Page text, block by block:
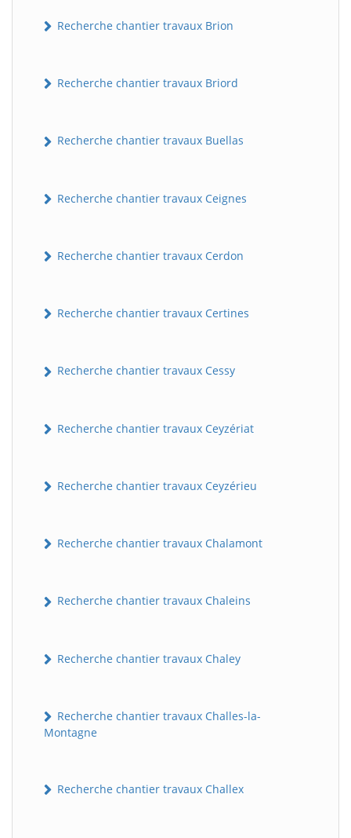
Recherche chantier travaux Brion
Recherche chantier travaux Briord
Recherche chantier travaux Buellas
Recherche chantier travaux Ceignes
Recherche chantier travaux Cerdon
Recherche chantier travaux Certines
Recherche chantier travaux Cessy
Recherche chantier travaux Ceyzériat
Recherche chantier travaux Ceyzérieu
Recherche chantier travaux Chalamont
Recherche chantier travaux Chaleins
Recherche chantier travaux Chaley
Recherche chantier travaux Challes-la-
Montagne
Recherche chantier travaux Challex